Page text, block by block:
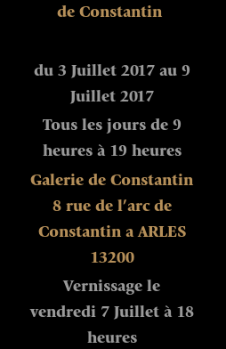
de Constantin
du 3 Juillet 2017 au 9
Juillet 2017
Tous les jours de 9
heures à 19 heures
Galerie de Constantin
8 rue de l’arc de
Constantina ARLES
13200
Vernissage le
vendredi 7 Juillet à 18
heures